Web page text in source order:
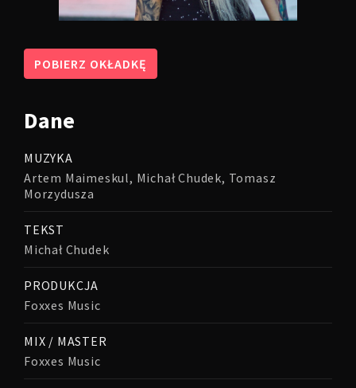
POBIERZ OKŁADKĘ
Dane
MUZYKA
Artem Maimeskul, Michał Chudek, Tomasz
Morzydusza
TEKST
Michał Chudek
PRODUKCJA
Foxxes Music
MIX / MASTER
Foxxes Music